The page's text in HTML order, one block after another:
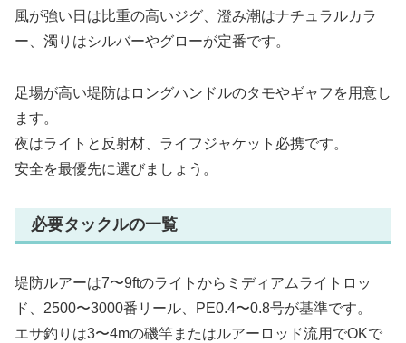
風が強い日は比重の高いジグ、澄み潮はナチュラルカラ
ー、濁りはシルバーやグローが定番です。
足場が高い堤防はロングハンドルのタモやギャフを用意し
ます。
夜はライトと反射材、ライフジャケット必携です。
安全を最優先に選びましょう。
必要タックルの一覧
堤防ルアーは7〜9ftのライトからミディアムライトロッ
ド、2500〜3000番リール、PE0.4〜0.8号が基準です。
エサ釣りは3〜4mの磯竿またはルアーロッド流用でOKで